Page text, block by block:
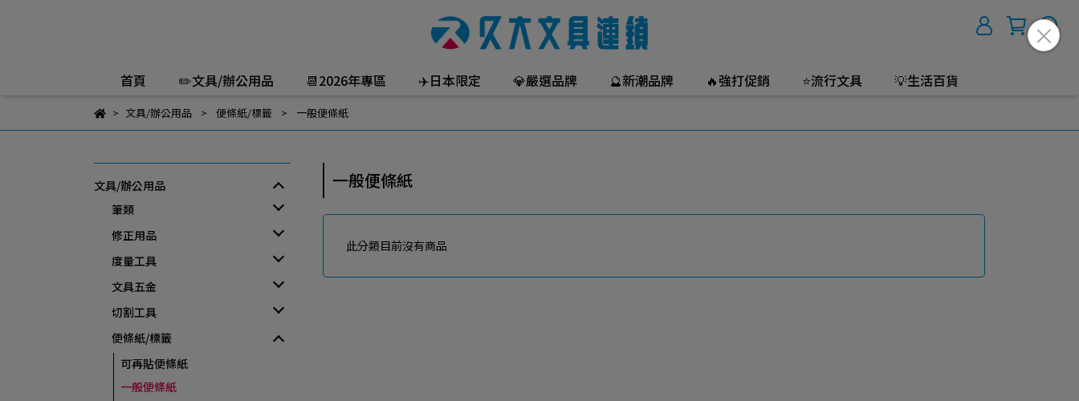
首頁 ✏️文具/辦公用品 📆2026年專區 ✈️日本限定 💎嚴選品牌 🔮新潮品牌 🔥強打促銷 ⭐流行文具 💡生活百貨
文具/辦公用品 便條紙/標籤 一般便條紙
文具/辦公用品
筆類
修正用品
度量工具
文具五金
切割工具
便條紙/標籤
可再貼便條紙
一般便條紙
一般便條紙
此分類目前沒有商品